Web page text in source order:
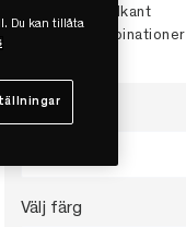
• Trä med metallkant
• Olika färgkombinationer
Välj färg
Du kan tillåta